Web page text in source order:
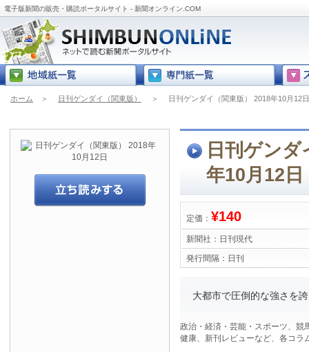
電子版新聞の販売・購読ポータルサイト - 新聞オンライン.COM
ホーム ＞ 日刊ゲンダイ（関東版） ＞ 日刊ゲンダイ（関東版） 2018年10月12日
日刊ゲン
年10月12日
定価： ¥140
新聞社： 日刊現代
発行間隔： 日刊
大都市で圧倒的な強さを
政治・経済・芸能・スポーツ、競
健康、新刊レビューなど、各コラ